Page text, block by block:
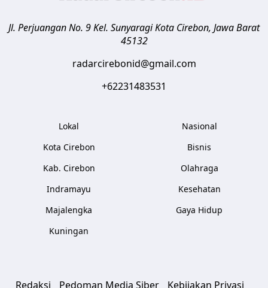
Jl. Perjuangan No. 9 Kel. SunyaragiKota Cirebon, Jawa Barat
45132
radarcirebonid@gmail.com
+62231483531
Lokal
Kota Cirebon
Kab. Cirebon
Indramayu
Majalengka
Kuningan
Nasional
Bisnis
Olahraga
Kesehatan
Gaya Hidup
Redaksi Pedoman Media Siber Kebijakan Privasi